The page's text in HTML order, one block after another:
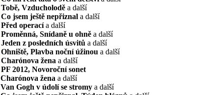
Tobě, Vzducholodě a další
Co jsem ještě nepřiznal a další
Před operacía další
Proměnná, Snídaně u ohně a další
Jeden z posledních úsvitů a další
Ohniště, Plavba noční úžinou a další
Charónova žena a další
PF 2012, Novoroční sonet
Charónova žena a další
Van Gogh v údolí se stromy a další